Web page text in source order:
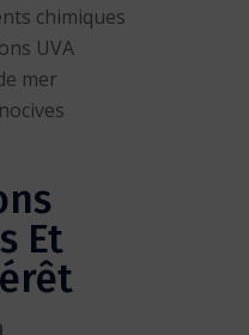
chimiques
UVA
mer
Et